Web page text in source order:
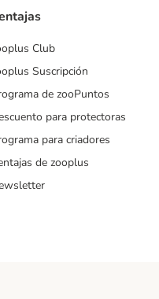
Club
Suscripción
de zooPuntos
para protectoras
para criadores
de zooplus